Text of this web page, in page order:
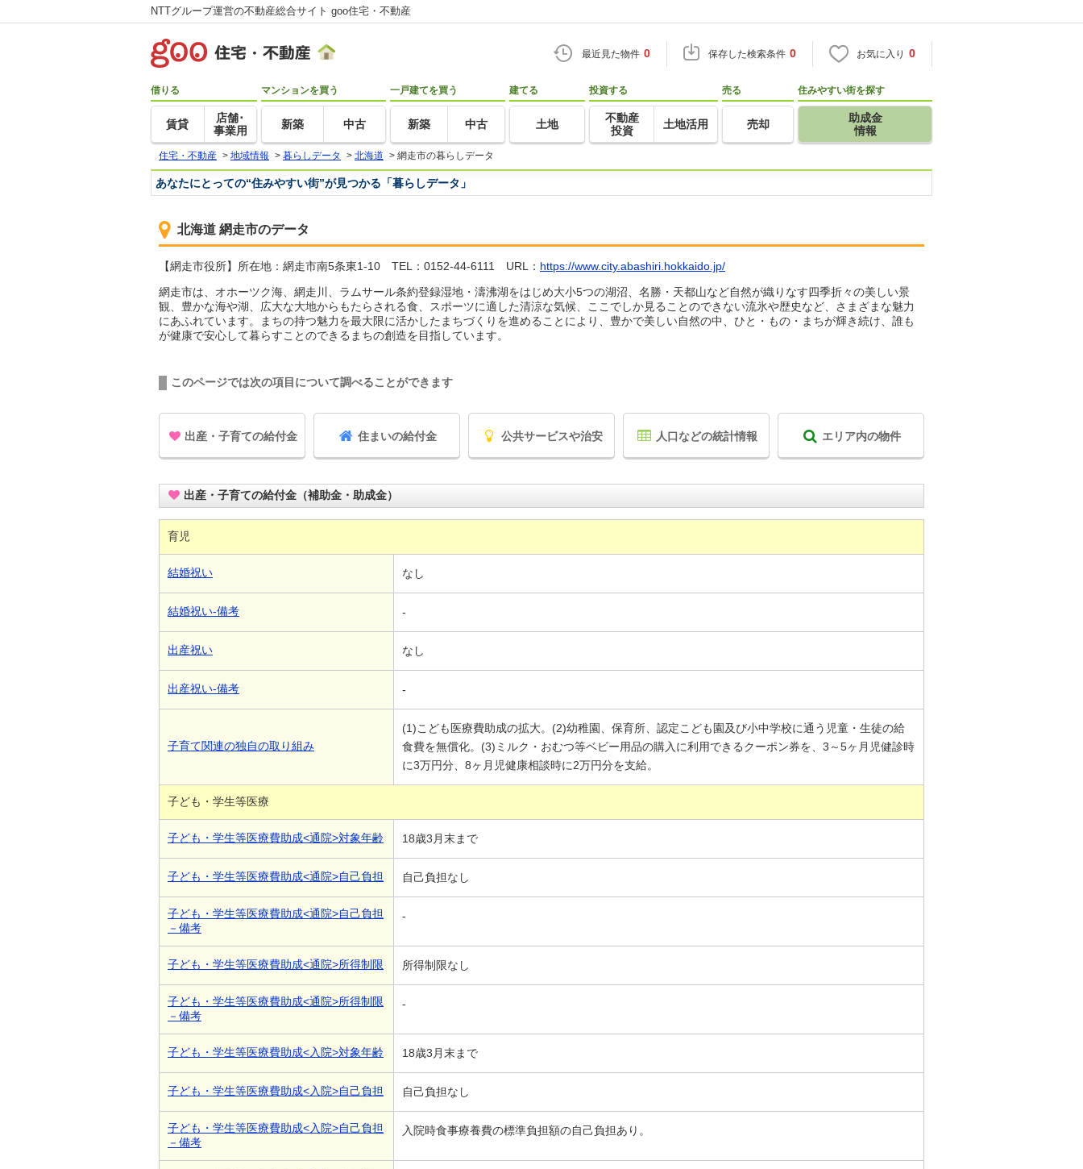
NTTグループ運営の不動産総合サイト goo住宅・不動産
最近見た物件 0 保存した検索条件 0 お気に入り 0
借りる
賃貸
店舗･
事業用
マンションを買う
新築 中古
一戸建てを買う
新築 中古
建てる
土地
投資する
不動産
投資
土地活用
売る
売却
住みやすい街を探す
助成金
情報
住宅・不動産 > 地域情報 > 暮らしデータ > 北海道 > 網走市の暮らしデータ
あなたにとっての“住みやすい街”が見つかる「暮らしデータ」
北海道 網走市のデータ
【網走市役所】所在地：網走市南5条東1-10 TEL：0152-44-6111 URL： https://www.city.abashiri.hokkaido.jp/
網走市は、オホーツク海、網走川、ラムサール条約登録湿地・濤沸湖をはじめ大小5つの湖沼、名勝・天都山など自然が織りなす四季折々の美しい景
観、豊かな海や湖、広大な大地からもたらされる食、スポーツに適した清涼な気候、ここでしか見ることのできない流氷や歴史など、さまざまな魅力
にあふれています。まちの持つ魅力を最大限に活かしたまちづくりを進めることにより、豊かで美しい自然の中、ひと・もの・まちが輝き続け、誰も
が健康で安心して暮らすことのできるまちの創造を目指しています。
このページでは次の項目について調べることができます
出産・子育ての給付金 住まいの給付金 公共サービスや治安 人口などの統計情報 エリア内の物件
出産・子育ての給付金（補助金・助成金）
育児
結婚祝い なし
結婚祝い-備考 -
出産祝い なし
出産祝い-備考 -
子育て関連の独自の取り組み
(1)こども医療費助成の拡大。(2)幼稚園、保育所、認定こども園及び小中学校に通う児童・生徒の給
食費を無償化。(3)ミルク・おむつ等ベビー用品の購入に利用できるクーポン券を、3～5ヶ月児健診時
に3万円分、8ヶ月児健康相談時に2万円分を支給。
子ども・学生等医療
子ども・学生等医療費助成<通院>対象年齢 18歳3月末まで
子ども・学生等医療費助成<通院>自己負担 自己負担なし
子ども・学生等医療費助成<通院>自己負担
－備考
-
子ども・学生等医療費助成<通院>所得制限 所得制限なし
子ども・学生等医療費助成<通院>所得制限
－備考
-
子ども・学生等医療費助成<入院>対象年齢 18歳3月末まで
子ども・学生等医療費助成<入院>自己負担 自己負担なし
子ども・学生等医療費助成<入院>自己負担
－備考
入院時食事療養費の標準負担額の自己負担あり。